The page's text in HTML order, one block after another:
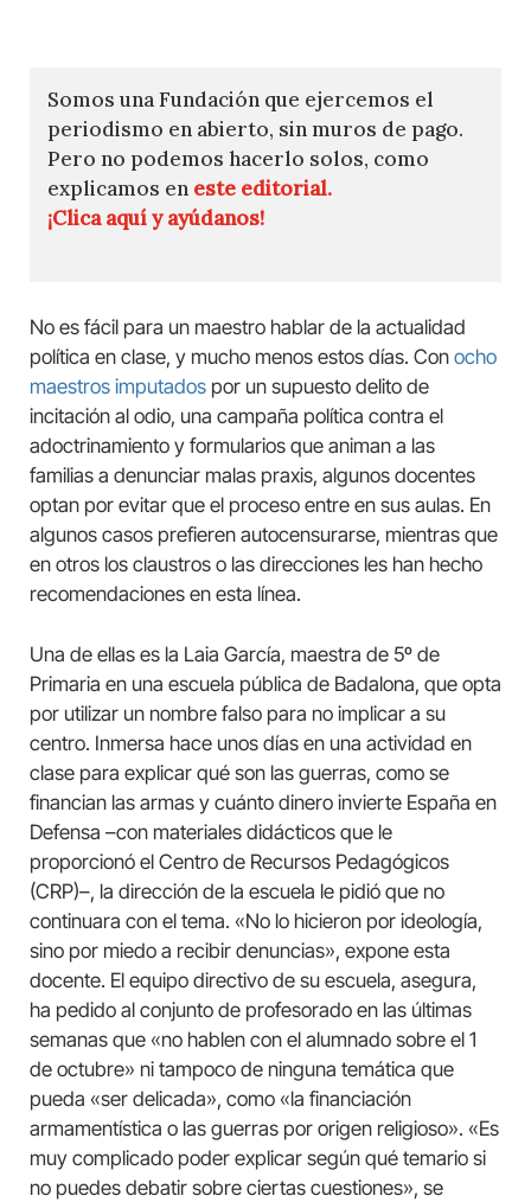
Somos una Fundación que ejercemos el
periodismo en abierto, sin muros de pago.
Pero no podemos hacerlo solos, como
explicamos en este editorial.
¡Clica aquí y ayúdanos!
No es fácil para un maestro hablar de la actualidad
política en clase, y mucho menos estos días. Con ocho
maestros imputados por un supuesto delito de
incitación al odio, una campaña política contra el
adoctrinamiento y formularios que animan a las
familias a denunciar malas praxis, algunos docentes
optan por evitar que el proceso entre en sus aulas. En
algunos casos prefieren autocensurarse, mientras que
en otros los claustros o las direcciones les han hecho
recomendaciones en esta línea.
Una de ellas es la Laia García, maestra de 5º de
Primaria en una escuela pública de Badalona, que opta
por utilizar un nombre falso para no implicar a su
centro. Inmersa hace unos días en una actividad en
clase para explicar qué son las guerras, como se
financian las armas y cuánto dinero invierte España en
Defensa –con materiales didácticos que le
proporcionó el Centro de Recursos Pedagógicos
(CRP)–, la dirección de la escuela le pidió que no
continuara con el tema. «No lo hicieron por ideología,
sino por miedo a recibir denuncias», expone esta
docente. El equipo directivo de su escuela, asegura,
ha pedido al conjunto de profesorado en las últimas
semanas que «no hablen con el alumnado sobre el 1
de octubre» ni tampoco de ninguna temática que
pueda «ser delicada», como «la financiación
armamentística o las guerras por origen religioso». «Es
muy complicado poder explicar según qué temario si
no puedes debatir sobre ciertas cuestiones», se